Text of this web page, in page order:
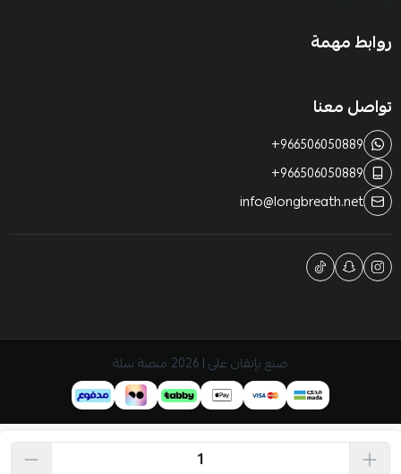
روابط مهمة
تواصل معنا
+966506050889
+966506050889
info@longbreath.net
صنع بإتقان على | 2026 منصة سلة